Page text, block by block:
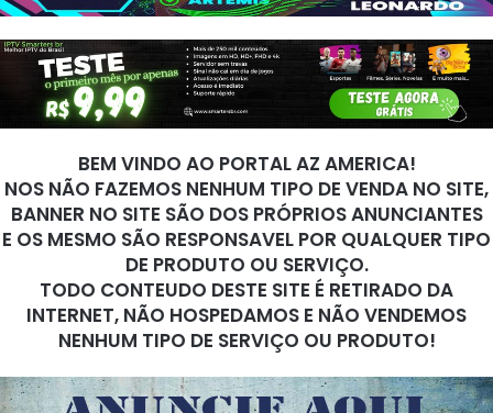
BEM VINDO AO PORTAL AZ AMERICA!
NOS NÃO FAZEMOS NENHUM TIPO DE VENDA NO SITE,
BANNER NO SITE SÃO DOS PRÓPRIOS ANUNCIANTES
E OS MESMO SÃO RESPONSAVEL POR QUALQUER TIPO
DE PRODUTO OU SERVIÇO.
TODO CONTEUDO DESTE SITE É RETIRADO DA
INTERNET, NÃO HOSPEDAMOS E NÃO VENDEMOS
NENHUM TIPO DE SERVIÇO OU PRODUTO!